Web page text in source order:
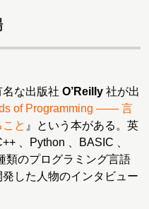
な出版社 O’Reilly 社が出
of Programming ―― 言
と 』という本がある。英
、Python 、BASIC 、
類のプログラミング言語
した人物のインタビュー